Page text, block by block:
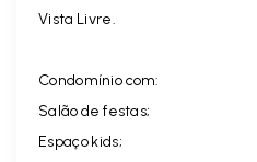
Vista Livre.
Condomínio com:
Salão de festas;
Espaço kids;